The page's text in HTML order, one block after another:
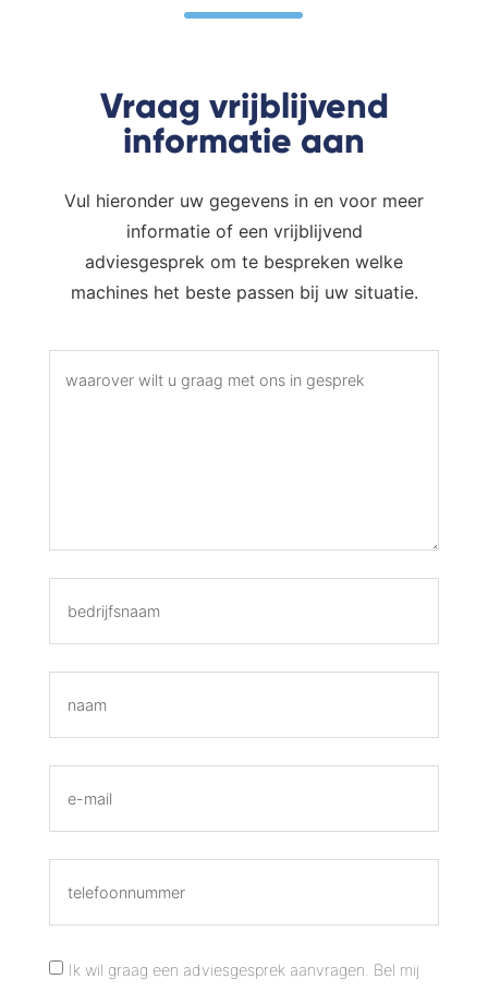
Vraag vrijblijvend
informatie aan
Vul hieronder uw gegevens in en voor meer
informatie of een vrijblijvend
adviesgesprek om te bespreken welke
machines het beste passen bij uw situatie.
Ik wil graag een adviesgesprek aanvragen. Bel mij